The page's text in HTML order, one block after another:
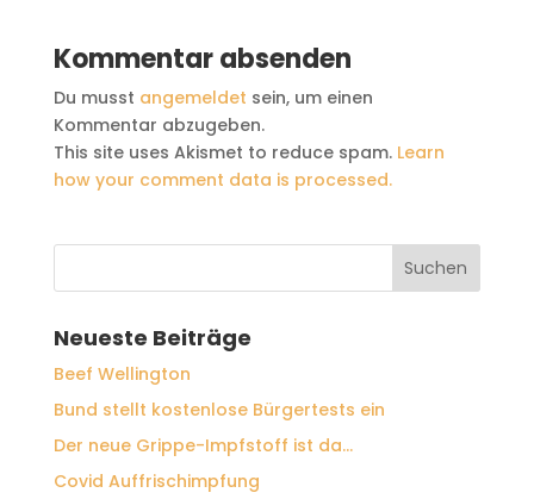
Kommentar absenden
Du musst angemeldet sein, um einen
Kommentar abzugeben.
This site uses Akismet to reduce spam. Learn
how your comment data is processed.
Neueste Beiträge
Beef Wellington
Bund stellt kostenlose Bürgertests ein
Der neue Grippe-Impfstoff ist da…
Covid Auffrischimpfung